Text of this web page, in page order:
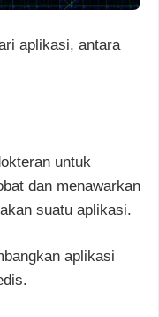
aplikasi, antara
untuk
dan menawarkan
suatu aplikasi.
aplikasi